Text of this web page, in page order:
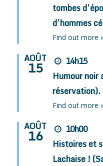
tombes
d’hommes
Find out more
AOÛT
15
14h15
Humour noir
réservation).
Find out more
AOÛT
16
10h00
Histoires et
Lachaise !